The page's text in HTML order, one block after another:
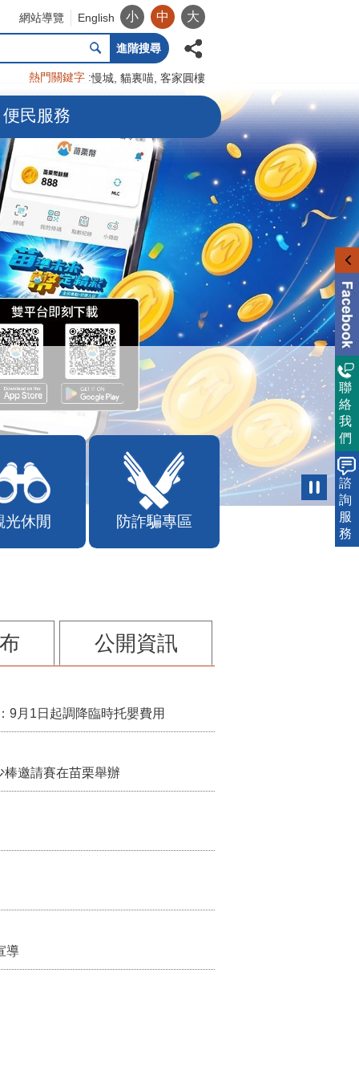
網站導覽 English 小 中 大
進階搜尋
熱門關鍵字 慢城 貓裏喵 客家圓樓
便民服務
光休閒 防詐騙專區
公開資訊
9月1日起調降臨時托嬰費用
邀請賽在苗栗舉辦
導
聯
絡
我
們
諮
詢
服
務